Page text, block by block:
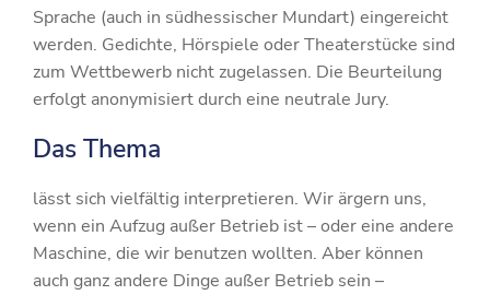
Sprache (auch in südhessischer Mundart) eingereicht
werden. Gedichte, Hörspiele oder Theaterstücke sind
zum Wettbewerb nicht zugelassen. Die Beurteilung
erfolgt anonymisiert durch eine neutrale Jury.
Das Thema
lässt sich vielfältig interpretieren. Wir ärgern uns,
wenn ein Aufzug außer Betrieb ist – oder eine andere
Maschine, die wir benutzen wollten. Aber können
auch ganz andere Dinge außer Betrieb sein –